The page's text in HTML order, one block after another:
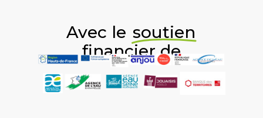
Avec le soutien
financier de